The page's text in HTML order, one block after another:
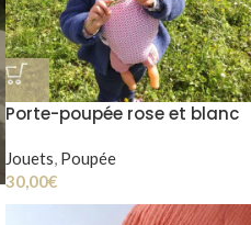
Porte-poupée rose et blanc
Jouets Poupée
30,00€